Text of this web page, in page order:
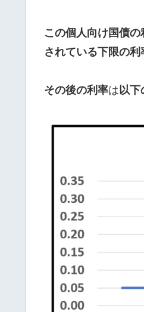
この個人向け国債の
されている下限の利
その後の利率は以下